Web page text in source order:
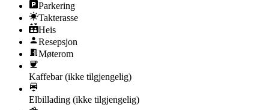
Parkering
Takterasse
Heis
Resepsjon
Møterom
Kaffebar(ikke tilgjengelig)
Elbillading (ikke tilgjengelig)